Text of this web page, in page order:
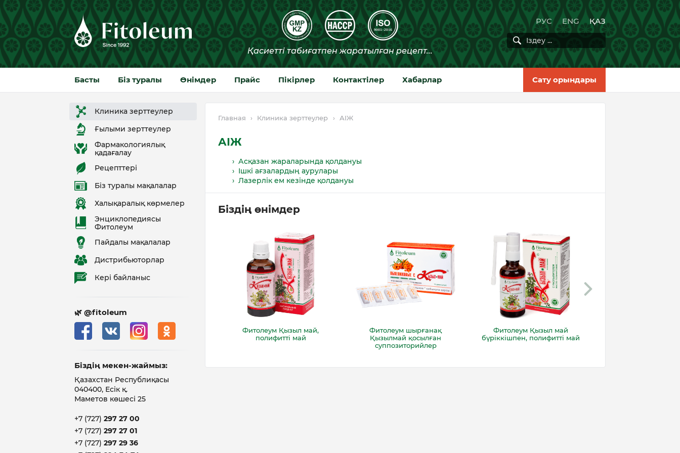
РУС ENG ҚАЗ
Басты Біз туралы Өнімдер Прайс Пікірлер Контактілер Хабарлар Сату орындары
Главная › Клиника зерттеулер › АІЖ
АІЖ
› Асқазан жараларында қолдануы
› Ішкі ағзалардың аурулары
› Лазерлік ем кезінде қолдануы
Біздің өнімдер
Фитолеум Қызыл май,
полифитті май
Фитолеум шырғанақ
Қызылмай қосылған
суппозиторийлер
Фитолеум Қызыл май
бүріккішпен, полифитті май
Клиника зерттеулер
Ғылыми зерттеулер
Фармакологиялық
қадағалау
Рецепттері
Біз туралы мақалалар
Халықаралық көрмелер
Энциклопедиясы
Фитолеум
Пайдалы мақалалар
Дистрибьюторлар
Кері байланыс
🌿 @fitoleum
Біздің мекен-жаймыз:
Қазахстан Республиқасы
040400, Есік қ.
Маметов көшесі 25
+7 (727) 297 27 00
+7 (727) 297 27 01
+7 (727) 297 29 36